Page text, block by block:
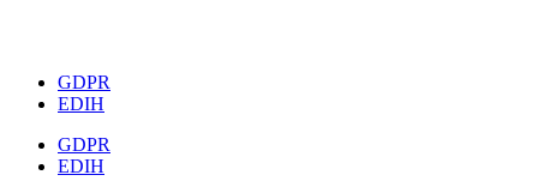
GDPR
EDIH
GDPR
EDIH